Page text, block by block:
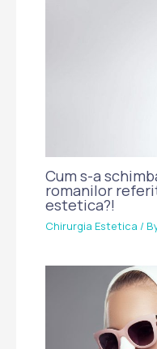
Cum s-a
romanilor
estetica?!
Chirurgia Estetica /